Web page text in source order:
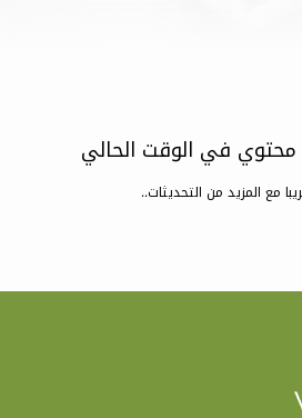
محتوي في الوقت الحالي
مع المزيد من التحديثات..